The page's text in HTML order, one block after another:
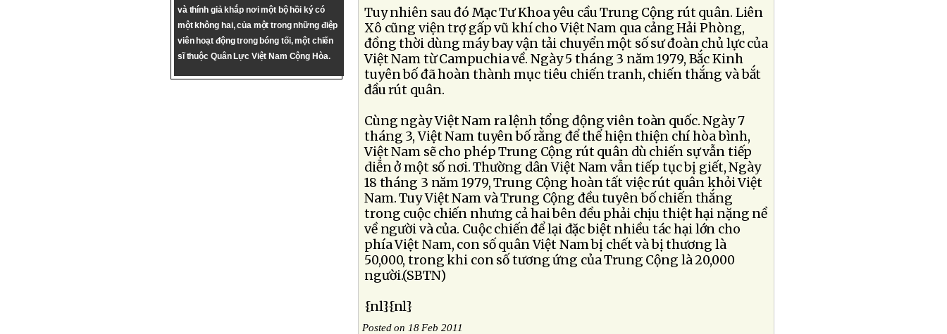
và thính giả khắp nơi một bộ hồi ký có
một không hai, của một trong những điệp
viên hoạt động trong bóng tối, một chiến
sĩ thuộc Quân Lực Việt Nam Cộng Hòa.
Tuy nhiên sau đó Mạc Tư Khoa yêu cầu Trung Cộng rút quân. Liên
Xô cũng viện trợ gấp vũ khí cho Việt Nam qua cảng Hải Phòng,
đồng thời dùng máy bay vận tải chuyển một số sư đoàn chủ lực của
Việt Nam từ Campuchia về. Ngày 5 tháng 3 năm 1979, Bắc Kinh
tuyên bố đã hoàn thành mục tiêu chiến tranh, chiến thắng và bắt
đầu rút quân.
Cùng ngày Việt Nam ra lệnh tổng động viên toàn quốc. Ngày 7
tháng 3, Việt Nam tuyên bố rằng để thể hiện thiện chí hòa bình,
Việt Nam sẽ cho phép Trung Cộng rút quân dù chiến sự vẫn tiếp
diễn ở một số nơi. Thường dân Việt Nam vẫn tiếp tục bị giết, Ngày
18 tháng 3 năm 1979, Trung Cộng hoàn tất việc rút quân khỏi Việt
Nam. Tuy Việt Nam và Trung Cộng đều tuyên bố chiến thắng
trong cuộc chiến nhưng cả hai bên đều phải chịu thiệt hại nặng nề
về người và của. Cuộc chiến để lại đặc biệt nhiều tác hại lớn cho
phía Việt Nam, con số quân Việt Nam bị chết và bị thương là
50,000, trong khi con số tương ứng của Trung Cộng là 20,000
người.(SBTN)
{nl}{nl}
Posted on 18 Feb 2011